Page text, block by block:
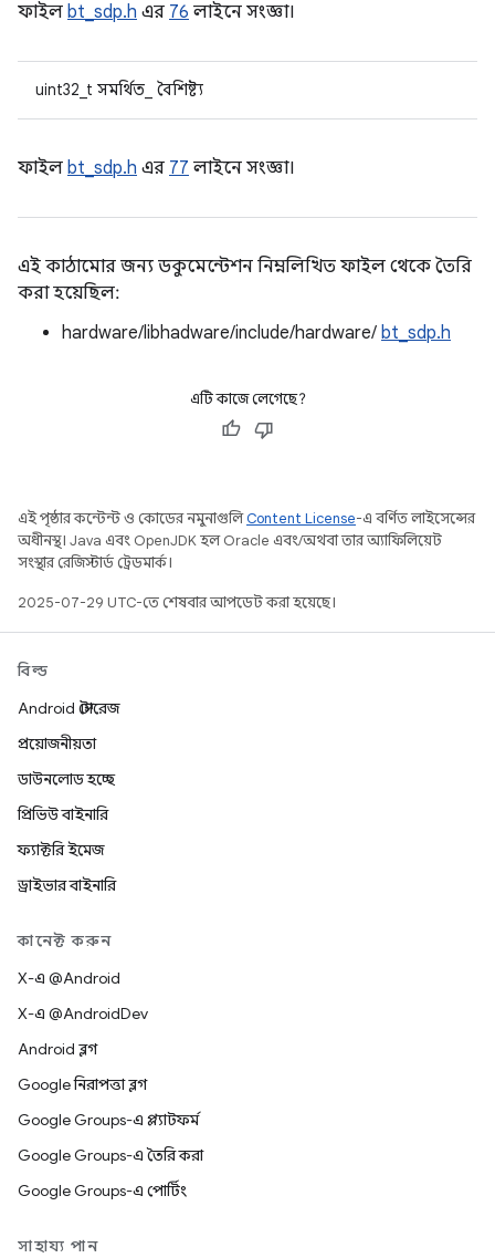
ফাইল bt_sdp.h এর 76 লাইনে সংজ্ঞা।
uint32_t সমর্থিত_ বৈশিষ্ট্য
ফাইল bt_sdp.h এর 77 লাইনে সংজ্ঞা।
এই কাঠামোর জন্য ডকুমেন্টেশন নিম্নলিখিত ফাইল থেকে তৈরি
করা হয়েছিল:
hardware/libhadware/include/hardware/ bt_sdp.h
এটি কাজে লেগেছে?
এই পৃষ্ঠার কন্টেন্ট ও কোডের নমুনাগুলিContent License-এ বর্ণিত লাইসেন্সের
অধীনস্থ। Java এবং OpenJDK হল Oracle এবং/অথবা তার অ্যাফিলিয়েট
সংস্থার রেজিস্টার্ড ট্রেডমার্ক।
2025-07-29 UTC-তে শেষবার আপডেট করা হয়েছে।
বিল্ড
Android স্টোরেজ
প্রয়োজনীয়তা
ডাউনলোড হচ্ছে
প্রিভিউ বাইনারি
ফ্যাক্টরি ইমেজ
ড্রাইভার বাইনারি
কানেক্ট করুন
X-এ @Android
X-এ @AndroidDev
Android ব্লগ
Google নিরাপত্তা ব্লগ
Google Groups-এ প্ল্যাটফর্ম
Google Groups-এ তৈরি করা
Google Groups-এ পোর্টিং
সাহায্য পান